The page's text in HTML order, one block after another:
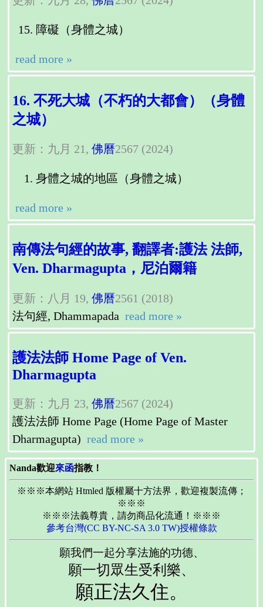
障礙（身體之城）
read more »
16. 不死大城（不朽的大都會）（身體
之城）
更新：九月 21, 佛曆2567 (2024)
身體之城的地區（身體之城）
read more »
南傳法句經的故事, 翻譯者:護法 法師,
Ven. Dharmagupta，尼泊爾籍
更新：八月 19, 佛曆2561 (2018)
法句經, Dhammapada read more »
護法法師 Home Page of Ven.
Dharmagupta
更新：九月 23, 佛曆2567 (2024)
護法法師 Home Page (Home Page of Master
Dharmagupta) read more »
Nanda歡迎來函指教！
※※※本網站 Htmled 版權屬十方法界，歡迎複製流傳；
※※※
※※※法義尊貴，請勿商品化流通！※※※
參考台灣(CC BY-NC-SA 3.0 TW)授權條款
願我們一起分享法施的功德、
願一切眾生受利樂、
願正法久住。